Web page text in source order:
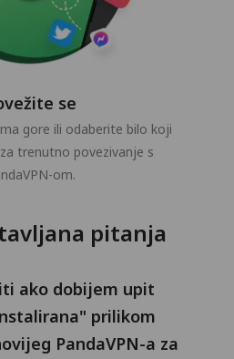
se
gore ili odaberite bilo koji
trenutno povezivanje s
om.
pitanja
ako dobijem upit
prilikom
PandaVPN-a za